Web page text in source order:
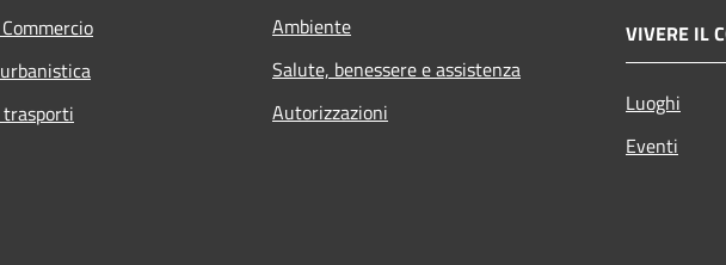
Ambiente
Salute, benessere e assistenza
Autorizzazioni
VIVERE IL
Luoghi
Eventi